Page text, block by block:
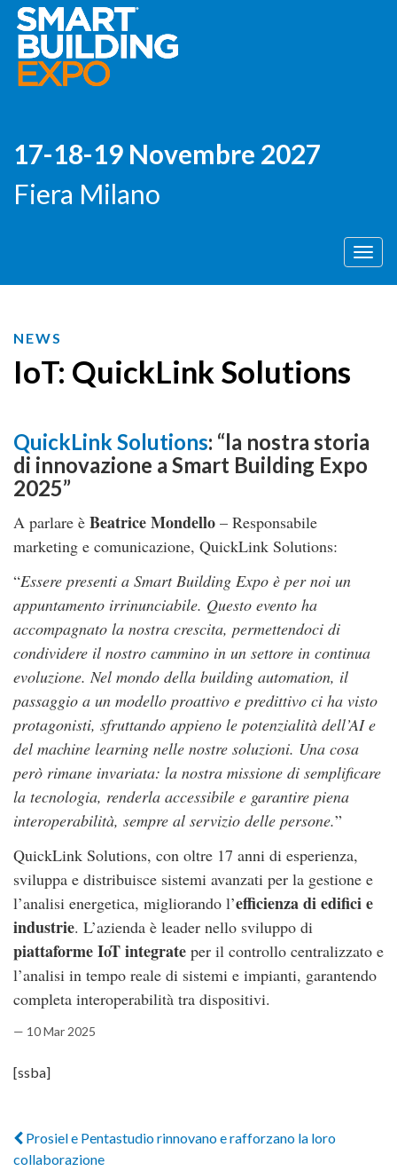
17-18-19 Novembre 2027
Fiera Milano
Menù
NEWS
IoT: QuickLink Solutions
QuickLink Solutions: “la nostra storia
di innovazione a Smart Building Expo
2025”
A parlare è Beatrice Mondello – Responsabile
marketing e comunicazione, QuickLink Solutions:
“Essere presenti a Smart Building Expo è per noi un
appuntamento irrinunciabile. Questo evento ha
accompagnato la nostra crescita, permettendoci di
condividere il nostro cammino in un settore in continua
evoluzione. Nel mondo della building automation, il
passaggio a un modello proattivo e predittivo ci ha visto
protagonisti, sfruttando appieno le potenzialità dell’AI e
del machine learning nelle nostre soluzioni. Una cosa
però rimane invariata: la nostra missione di semplificare
la tecnologia, renderla accessibile e garantire piena
interoperabilità, sempre al servizio delle persone.”
QuickLink Solutions, con oltre 17 anni di esperienza,
sviluppa e distribuisce sistemi avanzati per la gestione e
l’analisi energetica, migliorando l’efficienza di edifici e
industrie. L’azienda è leader nello sviluppo di
piattaforme IoT integrate per il controllo centralizzato e
l’analisi in tempo reale di sistemi e impianti, garantendo
completa interoperabilità tra dispositivi.
— 10 Mar 2025
[ssba]
Prosiel e Pentastudio rinnovano e rafforzano la loro
collaborazione